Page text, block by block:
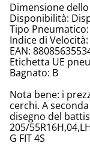
Dimensione
Disponibilità:
Tipo
Indice di Velocità:
EAN:
Etichetta UE
Bagnato: B
Nota bene: i
cerchi. A
disegno del
205/
G FIT 4S